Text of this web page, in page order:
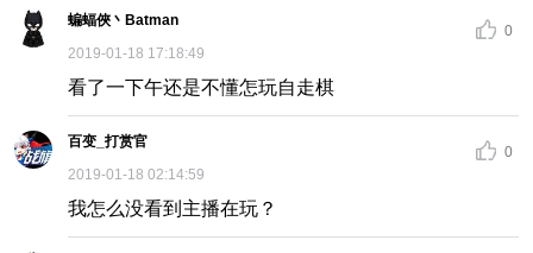
蝙蝠俠丶Batman
2019-01-18 17:18:49
0
看了一下午还是不懂怎玩自走棋
百变_打赏官
2019-01-18 02:14:59
0
我怎么没看到主播在玩？